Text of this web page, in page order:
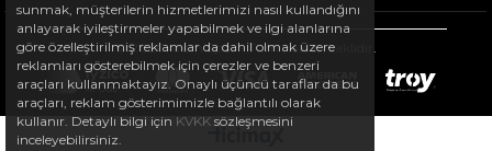
©2026Arem Spor - Tüm hakları saklıdır.
sunmak, müşterilerin hizmetlerimizi nasıl kullandığını
anlayarak iyileştirmeler yapabilmek ve ilgi alanlarına
göre özelleştirilmiş reklamlar da dahil olmak üzere
reklamları gösterebilmek için çerezler ve benzeri
araçları kullanmaktayız. Onaylı üçüncü taraflar da bu
araçları, reklam gösterimimizle bağlantılı olarak
kullanır. Detaylı bilgi için KVKK sözleşmesini
inceleyebilirsiniz.